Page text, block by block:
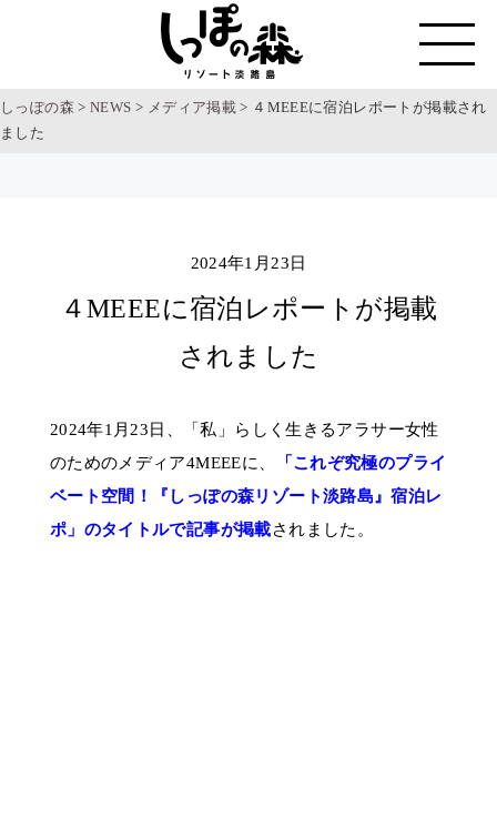
しっぽの森 >NEWS > メディア掲載 > ４MEEEに宿泊レポートが掲載され
ました
2024年1月23日
４MEEEに宿泊レポートが掲載
されました
2024年1月23日、「私」らしく生きるアラサー女性
のためのメディア4MEEEに、
「これぞ究極のプライ
ベート空間！『しっぽの森リゾート淡路島』宿泊レ
ポ」のタイトルで記事が掲載されました。